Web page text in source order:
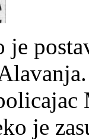
je
je